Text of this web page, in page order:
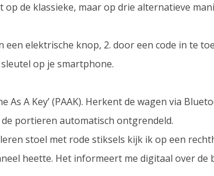
op de klassieke, maar op drie alternatieve
een elektrische knop, 2. door een code in te
op je smartphone.
As A Key’ (PAAK). Herkent de wagen via
portieren automatisch ontgrendeld.
stoel met rode stiksels kijk ik op een
heette. Het informeert me digitaal over de